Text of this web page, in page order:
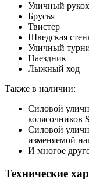
Уличный
Брусья
Твистер
Шведская
Уличный
Наездник
Лыжный ход
Также в наличии:
Силовой
колясочников
Силовой
изменяемой
И многое
Технические